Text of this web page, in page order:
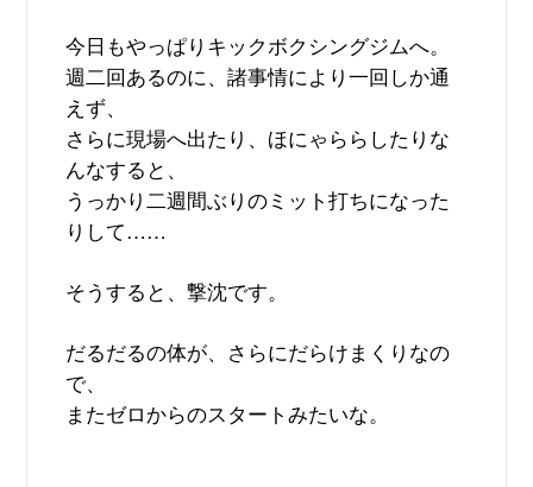
今日もやっぱりキックボクシングジムへ。
週二回あるのに、諸事情により一回しか通
えず、
さらに現場へ出たり、ほにゃららしたりな
んなすると、
うっかり二週間ぶりのミット打ちになった
りして……
そうすると、撃沈です。
だるだるの体が、さらにだらけまくりなの
で、
またゼロからのスタートみたいな。